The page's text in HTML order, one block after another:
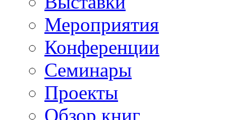
Мероприятия
Конференции
Семинары
Проекты
Обзор книг